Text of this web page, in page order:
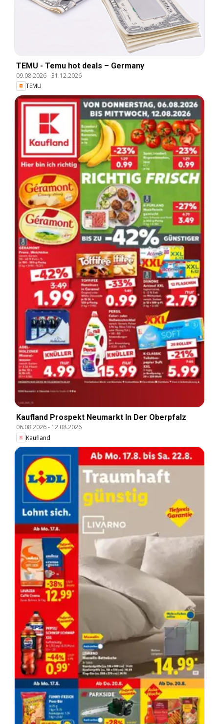
TEMU - Temu hot deals – Germany
09.08.2026-31.12.2026
TEMU
Kaufland Prospekt Neumarkt In Der Oberpfalz
06.08.2026- 12.08.2026
Kaufland